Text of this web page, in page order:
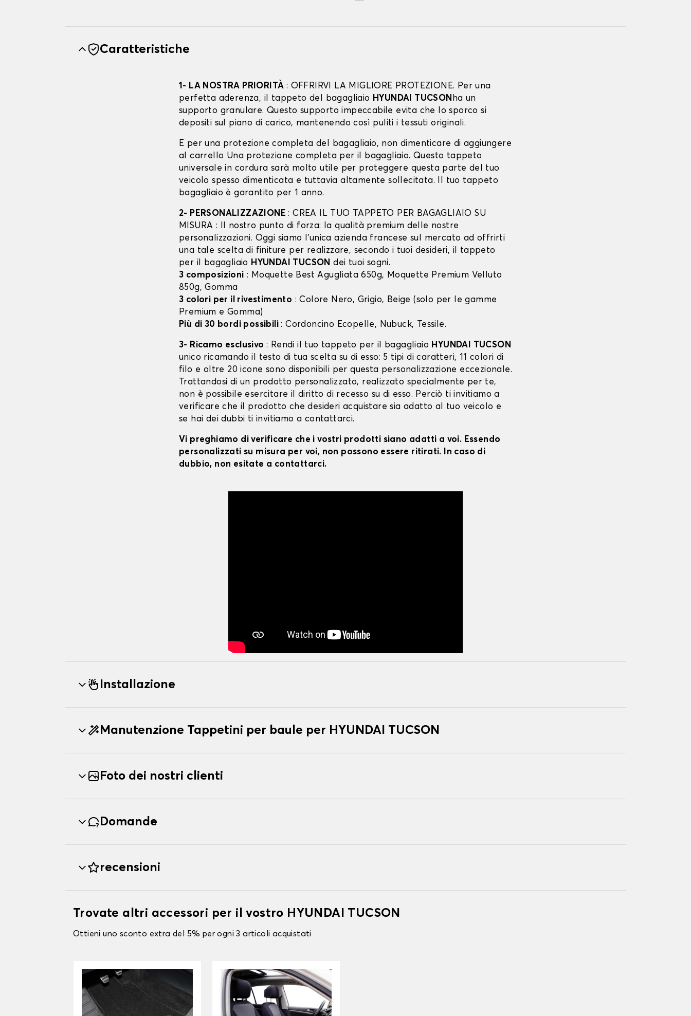
Caratteristiche
1- LA NOSTRA PRIORITÀ : OFFRIRVI LA MIGLIORE PROTEZIONE. Per una
perfetta aderenza, il tappeto del bagagliaio HYUNDAI TUCSONha un
supporto granulare. Questo supporto impeccabile evita che lo sporco si
depositi sul piano di carico, mantenendo così puliti i tessuti originali.
E per una protezione completa del bagagliaio, non dimenticare di aggiungere
al carrello Una protezione completa per il bagagliaio. Questo tappeto
universale in cordura sarà molto utile per proteggere questa parte del tuo
veicolo spesso dimenticata e tuttavia altamente sollecitata. Il tuo tappeto
bagagliaio è garantito per 1 anno.
2- PERSONALIZZAZIONE: CREA IL TUO TAPPETO PER BAGAGLIAIO SU
MISURA : Il nostro punto di forza: la qualità premium delle nostre
personalizzazioni. Oggi siamo l’unica azienda francese sul mercato ad offrirti
una tale scelta di finiture per realizzare, secondo i tuoi desideri, il tappeto
per il bagagliaio HYUNDAI TUCSON dei tuoi sogni.
3 composizioni : Moquette Best Agugliata 650g, Moquette Premium Velluto
850g, Gomma
3 colori per il rivestimento : Colore Nero, Grigio, Beige (solo per le gamme
Premium e Gomma)
Più di 30 bordi possibili: Cordoncino Ecopelle, Nubuck, Tessile.
3- Ricamo esclusivo : Rendi il tuo tappeto per il bagagliaio HYUNDAI TUCSON
unico ricamando il testo di tua scelta su di esso: 5 tipi di caratteri, 11 colori di
filo e oltre 20 icone sono disponibili per questa personalizzazione eccezionale.
Trattandosi di un prodotto personalizzato, realizzato specialmente per te,
non è possibile esercitare il diritto di recesso su di esso. Perciò ti invitiamo a
verificare che il prodotto che desideri acquistare sia adatto al tuo veicolo e
se hai dei dubbi ti invitiamo a contattarci.
Vi preghiamo di verificare che i vostri prodotti siano adatti a voi. Essendo
personalizzati su misura per voi, non possono essere ritirati. In caso di
dubbio, non esitate a contattarci.
Installazione
Manutenzione Tappetini per baule per HYUNDAI TUCSON
Foto dei nostri clienti
Domande
recensioni
Trovate altri accessori per il vostro HYUNDAI TUCSON
Ottieni uno sconto extra del 5% per ogni 3 articoli acquistati